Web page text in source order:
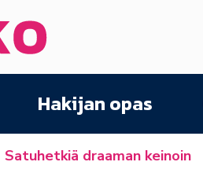
Hakijan opas
Satuhetkiä draaman keinoin